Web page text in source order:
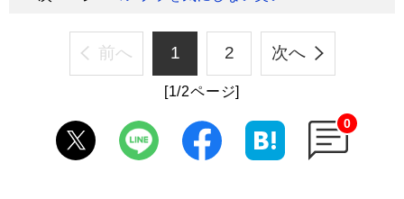
前へ 1 2 次へ
[1/2ページ]
0